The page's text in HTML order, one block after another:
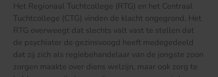
Het Regionaal Tuchtcollege (RTG) en het Centraal
Tuchtcollege (CTG) vinden de klacht ongegrond. Het
RTG overweegt dat slechts valt vast te stellen dat
de psychiater de gezinsvoogd heeft medegedeeld
dat zij zich als regiebehandelaar van de jongste zoon
zorgen maakte over diens welzijn, maar ook zorg te